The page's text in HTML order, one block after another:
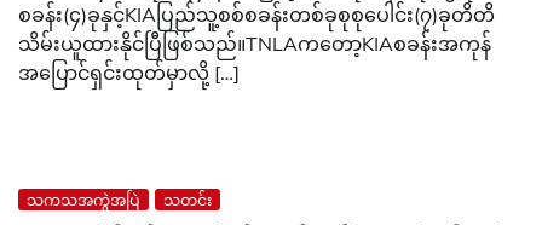
စခန်း(၄)ခုနှင့်KIAပြည်သူ့စစ်စခန်းတစ်ခုစုစုပေါင်း(၇)ခုတိတိ
သိမ်းယူထားနိုင်ပြီဖြစ်​သည်။TNLAကတော့KIAစခန်းအကုန်
အပြောင်ရှင်းထုတ်မှာလို့ […]
သကသအကွဲအပြဲ သတင်း